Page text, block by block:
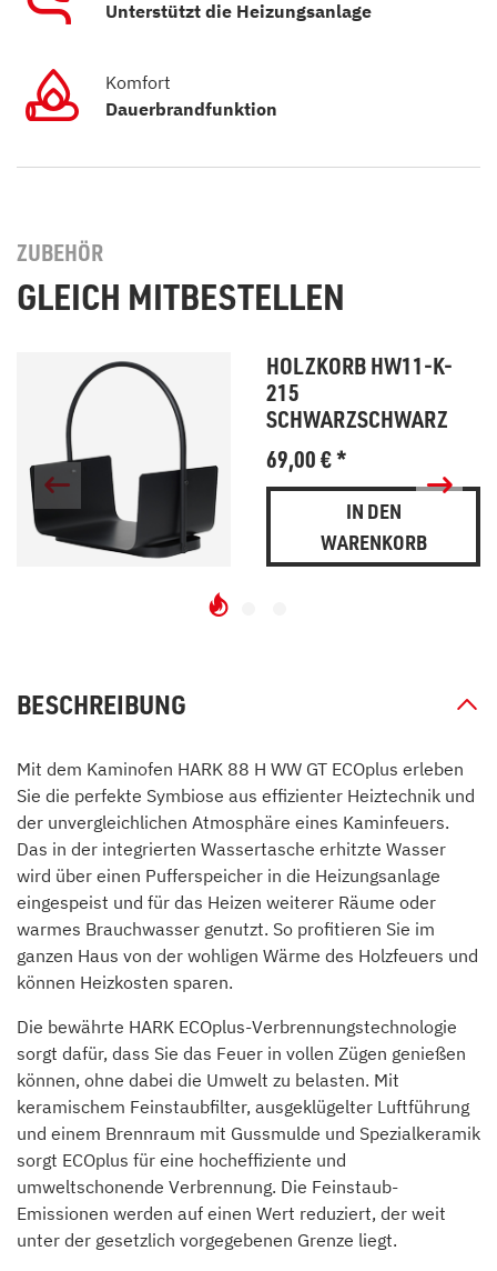
Unterstützt die Heizungsanlage
Komfort
Dauerbrandfunktion
ZUBEHÖR
GLEICH MITBESTELLEN
HOLZKORB HW11-K-
215
SCHWARZSCHWARZ
69,00€*
IN DEN
WARENKORB
BESCHREIBUNG
Mit dem Kaminofen HARK 88 H WW GT ECOplus erleben
Sie die perfekte Symbiose aus effizienter Heiztechnik und
der unvergleichlichen Atmosphäre eines Kaminfeuers.
Das in der integrierten Wassertasche erhitzte Wasser
wird über einen Pufferspeicher in die Heizungsanlage
eingespeist und für das Heizen weiterer Räume oder
warmes Brauchwasser genutzt. So profitieren Sie im
ganzen Haus von der wohligen Wärme des Holzfeuers und
können Heizkosten sparen.
Die bewährte HARK ECOplus-Verbrennungstechnologie
sorgt dafür, dass Sie das Feuer in vollen Zügen genießen
können, ohne dabei die Umwelt zu belasten. Mit
keramischem Feinstaubfilter, ausgeklügelter Luftführung
und einem Brennraum mit Gussmulde und Spezialkeramik
sorgt ECOplus für eine hocheffiziente und
umweltschonende Verbrennung. Die Feinstaub-
Emissionen werden auf einen Wert reduziert, der weit
unter der gesetzlich vorgegebenen Grenze liegt.